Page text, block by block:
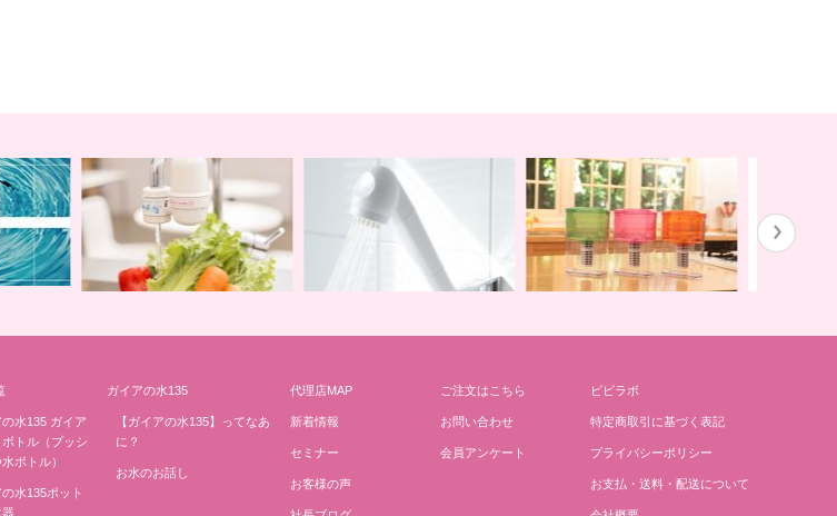
口用 地球の恵みを シャワー 卓上にオアシスを ポット 地球の一滴 エリジアム
の水135 ガイア
ボトル（プッシ
ボトル）
水135ポット
ガイアの水135
【ガイアの水135】ってなあ
に？
お水のお話し
代理店MAP
新着情報
セミナー
お客様の声
ご注文はこちら
お問い合わせ
会員アンケート
ビビラボ
特定商取引に基づく表記
プライバシーポリシー
お支払・送料・配送について